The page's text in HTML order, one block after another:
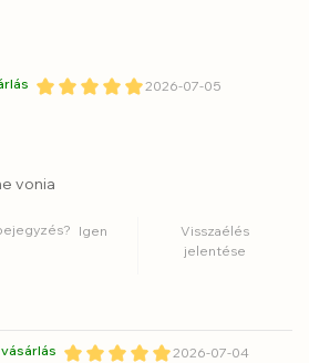
2026-07-05
vonia
Igen
Visszaélés
jelentése
2026-07-04